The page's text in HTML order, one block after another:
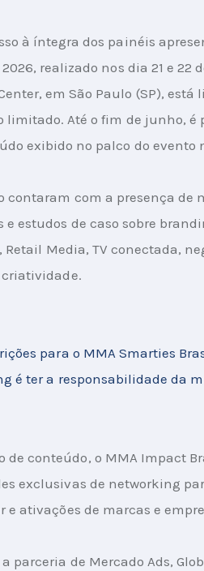
à íntegra dos painéis
realizado nos dia 21 e 22
em São Paulo (SP),
limitado. Até o fim de junho, é
exibido no palco do evento
contaram com a presença de
estudos de caso sobre
Media, TV conectada,
criatividade.
para o MMA Smarties
é ter a responsabilidade da
de conteúdo, o MMA Impact
exclusivas de networking
ativações de marcas e
parceria de Mercado Ads,